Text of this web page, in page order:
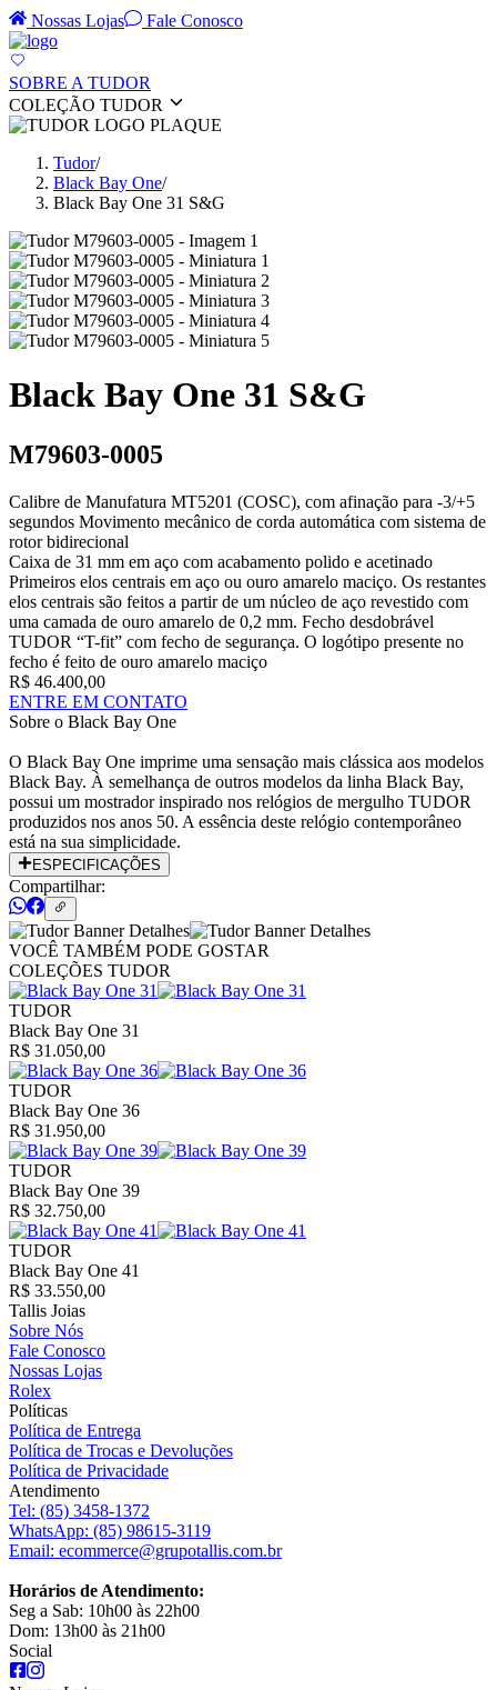
Nossas Lojas Fale Conosco
SOBRE A TUDOR
COLEÇÃO TUDOR
Tudor/
Black Bay One/
Black Bay One 31 S&G
Black Bay One 31 S&G
M79603-0005
Calibre de Manufatura MT5201 (COSC), com afinação para -3/+5
segundos Movimento mecânico de corda automática com sistema de
rotor bidirecional
Caixa de 31 mm em aço com acabamento polido e acetinado
Primeiros elos centrais em aço ou ouro amarelo maciço. Os restantes
elos centrais são feitos a partir de um núcleo de aço revestido com
uma camada de ouro amarelo de 0,2 mm. Fecho desdobrável
TUDOR “T-fit” com fecho de segurança. O logótipo presente no
fecho é feito de ouro amarelo maciço
R$ 46.400,00
ENTRE EM CONTATO
Sobre o Black Bay One
O Black Bay One imprime uma sensação mais clássica aos modelos
Black Bay. À semelhança de outros modelos da linha Black Bay,
possui um mostrador inspirado nos relógios de mergulho TUDOR
produzidos nos anos 50. A essência deste relógio contemporâneo
está na sua simplicidade.
ESPECIFICAÇÕES
Compartilhar:
VOCÊ TAMBÉM PODE GOSTAR
COLEÇÕES TUDOR
TUDOR
Black Bay One 31
R$ 31.050,00
TUDOR
Black Bay One 36
R$ 31.950,00
TUDOR
Black Bay One 39
R$ 32.750,00
TUDOR
Black Bay One 41
R$ 33.550,00
Tallis Joias
Sobre Nós
Fale Conosco
Nossas Lojas
Rolex
Políticas
Política de Entrega
Política de Trocas e Devoluções
Política de Privacidade
Atendimento
Tel: (85) 3458-1372
WhatsApp: (85) 98615-3119
Email: ecommerce@grupotallis.com.br
Horários de Atendimento:
Seg a Sab: 10h00 às 22h00
Dom: 13h00 às 21h00
Social